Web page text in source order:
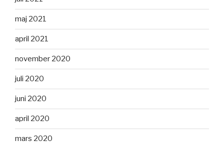
maj 2021
april 2021
november 2020
juli 2020
juni 2020
april 2020
mars 2020